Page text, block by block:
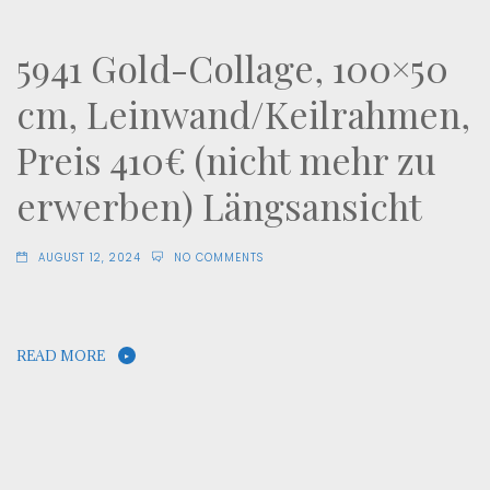
5941 Gold-Collage, 100×50
cm, Leinwand/Keilrahmen,
Preis 410€ (nicht mehr zu
erwerben) Längsansicht
AUGUST 12, 2024 NO COMMENTS
READ MORE